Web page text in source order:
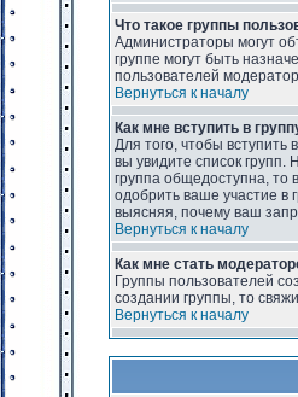
Что такое группы
Администраторы могут
группе могут быть
пользователей
Вернуться к началу
Как мне вступить в
Для того, чтобы вступить
вы увидите список групп.
группа общедоступна, то
одобрить ваше участие в
выясняя, почему ваш
Вернуться к началу
Как мне стать
Группы пользователей
создании группы, то
Вернуться к началу